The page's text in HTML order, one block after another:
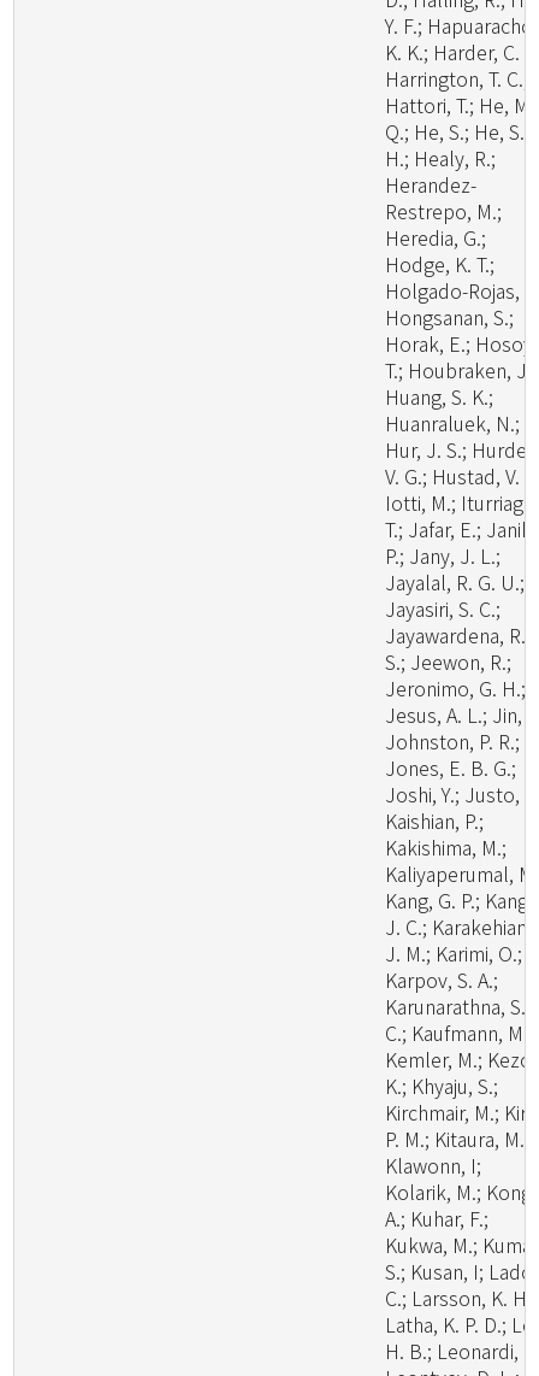
Y. F.;
K. K.; Harder, C.
Harrington, T. C.;
Hattori, T.; He, M.
Q.; He, S.; He, S.
H.; Healy, R.;
Herandez-
Restrepo, M.;
Heredia, G.;
Hodge, K. T.;
Holgado-Rojas,
Hongsanan, S.;
Horak, E.;
T.; Houbraken, J.;
Huang, S. K.;
Huanraluek, N.;
Hur, J. S.;
V. G.; Hustad, V.
Iotti, M.; Iturriaga,
T.; Jafar, E.; Janik,
P.; Jany, J. L.;
Jayalal, R. G. U.;
Jayasiri, S. C.;
Jayawardena, R.
S.; Jeewon, R.;
Jeronimo, G. H.;
Jesus, A. L.; Jin,
Johnston, P. R.;
Jones, E. B. G.;
Joshi, Y.; Justo,
Kaishian, P.;
Kakishima, M.;
Kaliyaperumal,
Kang, G. P.; Kang,
J. C.; Karakehian,
J. M.; Karimi, O.;
Karpov, S. A.;
Karunarathna, S.
C.; Kaufmann, M.;
Kemler, M.; Kezo,
K.; Khyaju, S.;
Kirchmair, M.;
P. M.; Kitaura, M.
Klawonn, I;
Kolarik, M.; Kong,
A.; Kuhar, F.;
Kukwa, M.;
S.; Kusan, I; Lado,
C.; Larsson, K. H.;
Latha, K. P. D.;
H. B.; Leonardi,